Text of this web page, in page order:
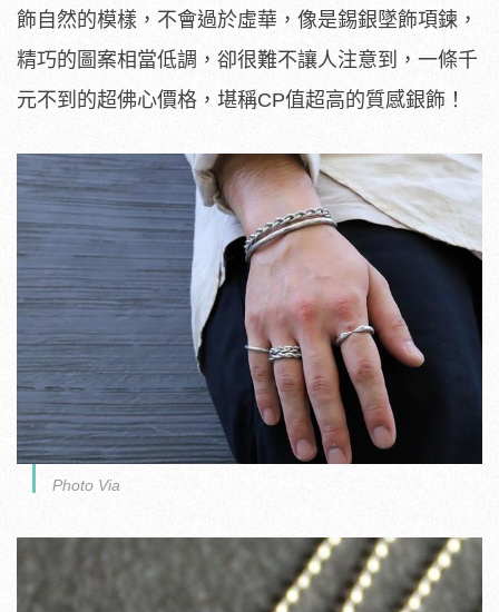
飾自然的模樣，不會過於虛華，像是錫銀墜飾項鍊，
精巧的圖案相當低調，卻很難不讓人注意到，一條千
元不到的超佛心價格，堪稱CP值超高的質感銀飾！
Photo Via